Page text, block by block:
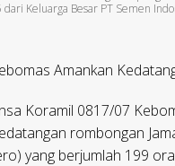
dari Keluarga Besar PT Semen
Amankan
Koramil 0817/07
rombongan
yang berjumlah 199